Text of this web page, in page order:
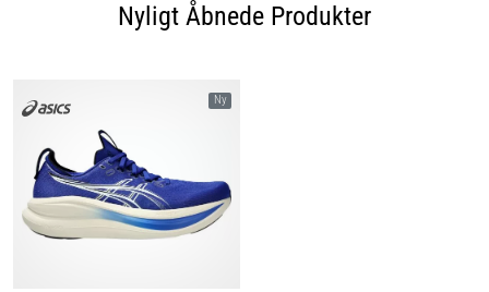
Nyligt Åbnede Produkter
Ny